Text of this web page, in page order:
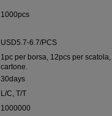
1000pcs
USD5.7-6.7/PCS
1pc per borsa, 12pcs per
cartone.
30days
L/C, T/T
1000000